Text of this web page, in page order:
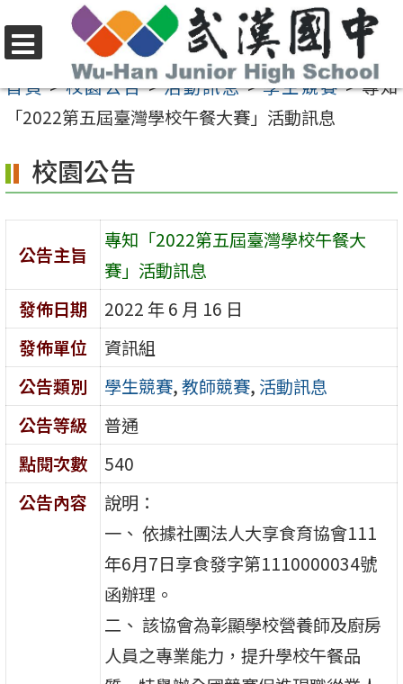
至
容
區
選
單
首頁>校園公告>活動訊息>學生競賽>專知
「2022第五屆臺灣學校午餐大賽」活動訊息
校園公告
公告主旨
專知「2022第五屆臺灣學校午餐大
賽」活動訊息
發佈日期
2022 年 6 月 16 日
發佈單位
資訊組
公告類別
學生競賽,教師競賽, 活動訊息
公告等級
普通
點閱次數
540
公告內容
說明：
一、 依據社團法人大享食育協會111
年6月7日享食發字第1110000034號
函辦理。
二、 該協會為彰顯學校營養師及廚房
人員之專業能力，提升學校午餐品